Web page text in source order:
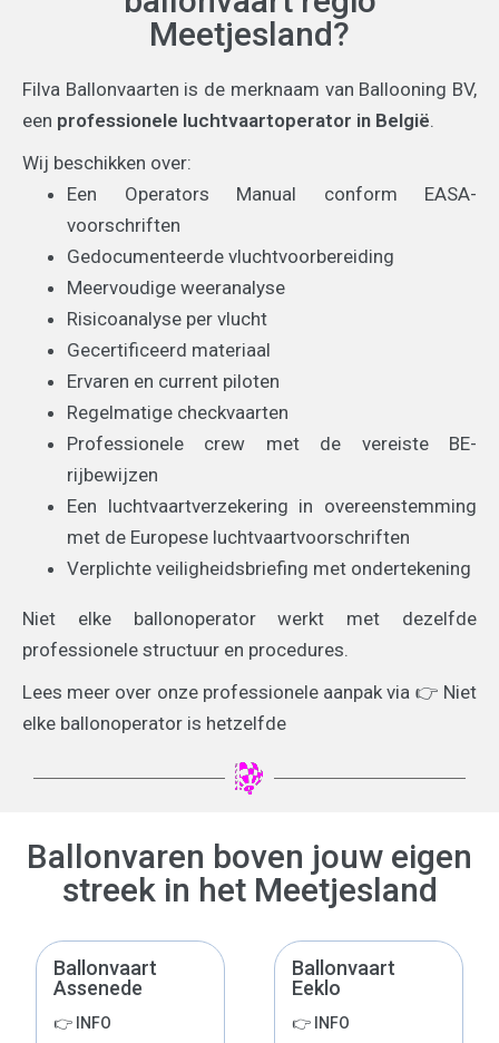
Meetjesland?
Filva Ballonvaarten is de merknaam van Ballooning BV,
een professionele luchtvaartoperator in België.
Wij beschikken over:
Een Operators Manual conform EASA-
voorschriften
Gedocumenteerde vluchtvoorbereiding
Meervoudige weeranalyse
Risicoanalyse per vlucht
Gecertificeerd materiaal
Ervaren en current piloten
Regelmatige checkvaarten
Professionele crew met de vereiste BE-
rijbewijzen
Een luchtvaartverzekering in overeenstemming
met de Europese luchtvaartvoorschriften
Verplichte veiligheidsbriefing met ondertekening
Niet elke ballonoperator werkt met dezelfde
professionele structuur en procedures.
Lees meer over onze professionele aanpak via 👉 Niet
elke ballonoperator is hetzelfde
Ballonvaren boven jouw eigen
streek in het Meetjesland
Ballonvaart
Assenede
👉 INFO
Ballonvaart
Eeklo
👉 INFO